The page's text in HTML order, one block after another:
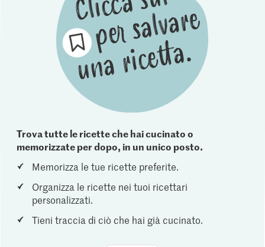
Trova tutte le ricette che hai cucinato o
memorizzate per dopo, in un unico posto.
Memorizza le tue ricette preferite.
Organizza le ricette nei tuoi ricettari
personalizzati.
Tieni traccia di ciò che hai già cucinato.